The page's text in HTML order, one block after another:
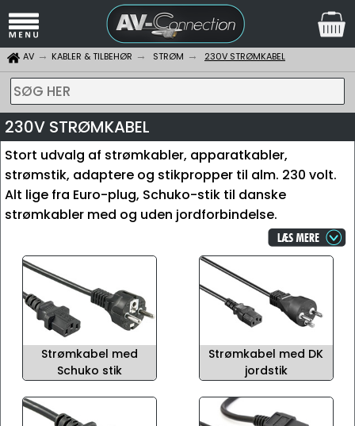
AV KABLER & TILBEHØR STRØM 230V STRØMKABEL
SØG HER
230V STRØMKABEL
Stort udvalg af strømkabler, apparatkabler,
strømstik, adaptere og stikpropper til alm. 230 volt.
Alt lige fra Euro-plug, Schuko-stik til danske
strømkabler med og uden jordforbindelse.
Strømkabel med
Schuko stik
Strømkabel med DK
jordstik